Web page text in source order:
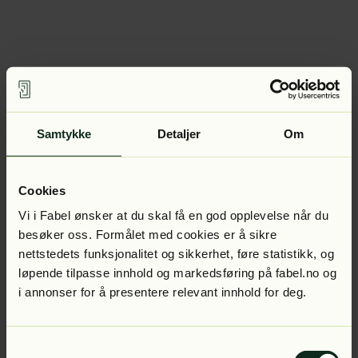
Samtykke Detaljer Om
Cookies
Vi i Fabel ønsker at du skal få en god opplevelse når du
besøker oss. Formålet med cookies er å sikre
nettstedets funksjonalitet og sikkerhet, føre statistikk, og
løpende tilpasse innhold og markedsføring på fabel.no og
i annonser for å presentere relevant innhold for deg.